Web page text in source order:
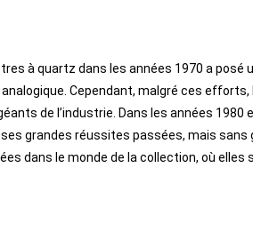
à quartz dans les années 1970 a posé
Cependant, malgré ces efforts,
de l’industrie. Dans les années 1980
grandes réussites passées, mais sans
dans le monde de la collection, où elles